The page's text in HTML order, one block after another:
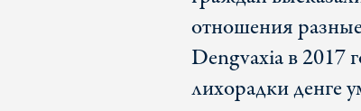
отношения
Dengvaxia в 2017
лихорадки денге